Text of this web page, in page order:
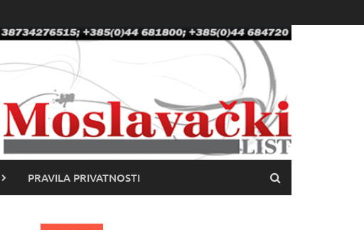
PRAVILA PRIVATNOSTI